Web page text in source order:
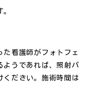
た看護師がフォトフェ
ようであれば、照射パ
ください。施術時間は